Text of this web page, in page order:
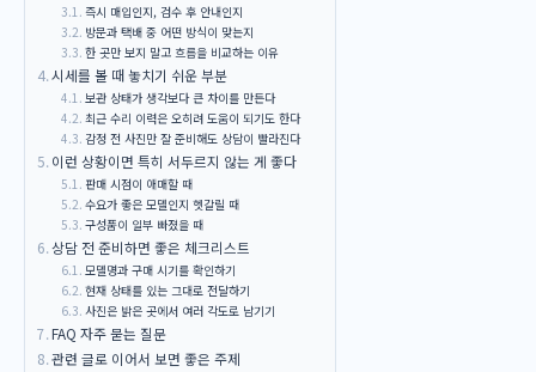
즉시 매입인지, 검수 후 안내인지
방문과 택배 중 어떤 방식이 맞는지
한 곳만 보지 말고 흐름을 비교하는 이유
시세를 볼 때 놓치기 쉬운 부분
보관 상태가 생각보다 큰 차이를 만든다
최근 수리 이력은 오히려 도움이 되기도 한다
감정 전 사진만 잘 준비해도 상담이 빨라진다
이런 상황이면 특히 서두르지 않는 게 좋다
판매 시점이 애매할 때
수요가 좋은 모델인지 헷갈릴 때
구성품이 일부 빠졌을 때
상담 전 준비하면 좋은 체크리스트
모델명과 구매 시기를 확인하기
현재 상태를 있는 그대로 전달하기
사진은 밝은 곳에서 여러 각도로 남기기
FAQ 자주 묻는 질문
관련 글로 이어서 보면 좋은 주제